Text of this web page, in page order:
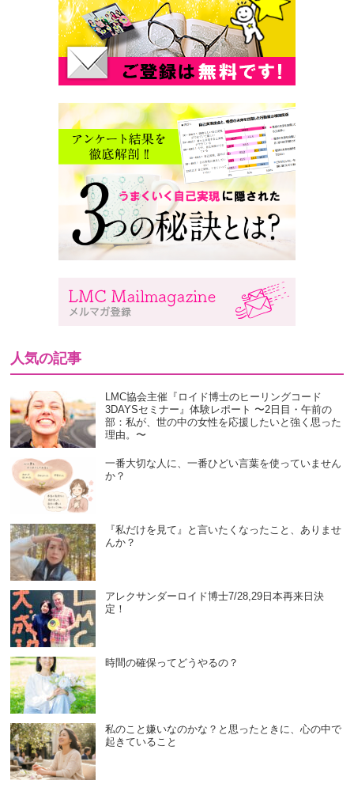
人気の記事
LMC協会主催『ロイド博士のヒーリングコード
3DAYSセミナー』体験レポート 〜2日目・午前の
部：私が、世の中の女性を応援したいと強く思った
理由。〜
一番大切な人に、一番ひどい言葉を使っていません
か？
『私だけを見て』と言いたくなったこと、ありませ
んか？
アレクサンダーロイド博士7/28,29日本再来日決
定！
時間の確保ってどうやるの？
私のこと嫌いなのかな？と思ったときに、心の中で
起きていること